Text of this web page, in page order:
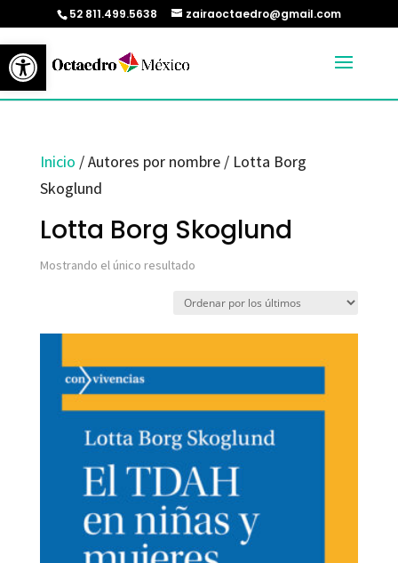
Abrir barra de herramientas
52 811.499.5638 zairaoctaedro@gmail.com
Inicio / Autores por nombre / Lotta Borg
Skoglund
Lotta Borg Skoglund
Mostrando el único resultado